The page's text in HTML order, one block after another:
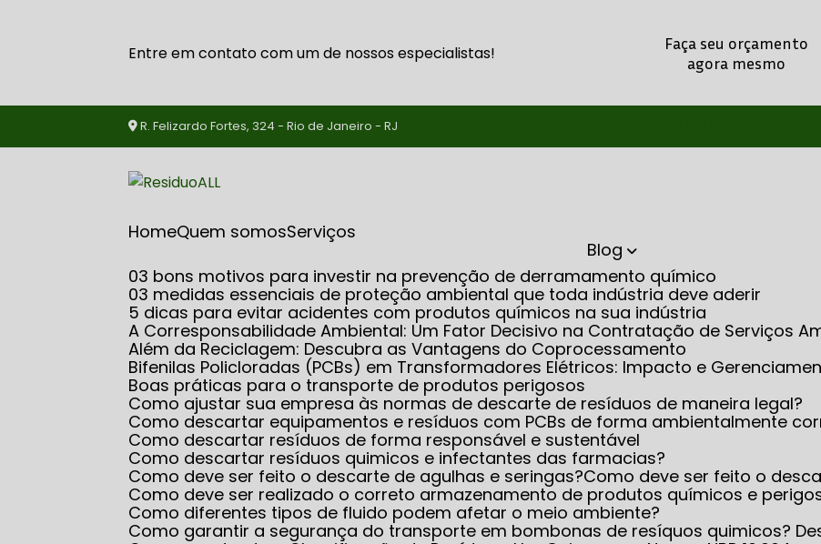
Entre em contato com um de nossos especialistas!
Faça seu orçamento
agora mesmo
R. Felizardo Fortes, 324 - Rio de Janeiro - RJ
Home Quem somos serviços
Blog
03 bons motivos para investir na prevenção de derramamento químico
03 medidas essenciais de proteção ambiental que toda indústria deve aderir
5 dicas para evitar acidentes com produtos químicos na sua indústria
A Corresponsabilidade Ambiental: Um Fator Decisivo na Contratação de Serviços
Além da Reciclagem: Descubra as Vantagens do Coprocessamento
Bifenilas Policloradas (PCBs) em Transformadores Elétricos: Impacto e
Boas práticas para o transporte de produtos perigosos
Como ajustar sua empresa às normas de descarte de resíduos de maneira legal?
Como descartar equipamentos e resíduos com PCBs de forma ambientalmente
Como descartar resíduos de forma responsável e sustentável
Como descartar resíduos quimicos e infectantes das farmacias?
Como deve ser feito o descarte de agulhas e seringas?
Como deve ser feito o
Como deve ser realizado o correto armazenamento de produtos químicos e
Como diferentes tipos de fluido podem afetar o meio ambiente?
Como garantir a segurança do transporte em bombonas de resíquos quimicos?